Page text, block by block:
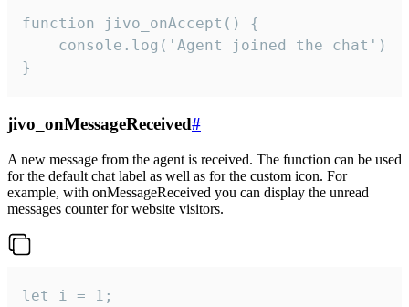
function jivo_onAccept() {
}
jivo_onMessageReceived#
A new message from the agent is received. The function can be used
for the default chat label as well as for the custom icon. For
example, with onMessageReceived you can display the unread
messages counter for website visitors.
let i = 1;